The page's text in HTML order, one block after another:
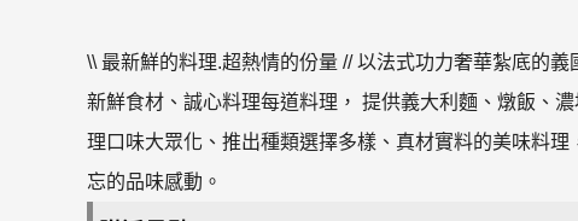
\\ 最新鮮的料理.超熱情的份量 // 以法式功力奢華紮底的
新鮮食材、誠心料理每道料理， 提供義大利麵、燉飯、
理口味大眾化、推出種類選擇多樣、真材實料的美味料
忘的品味感動。